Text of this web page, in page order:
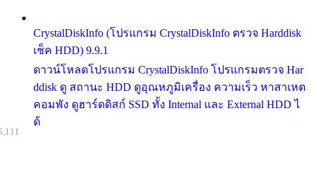
CrystalDiskInfo (โปรแกรม CrystalDiskInfo ตรวจ Harddisk
เช็ค HDD) 9.9.1
ดาวน์โหลดโปรแกรม CrystalDiskInfo โปรแกรมตรวจ Har
ddisk ดู สถานะ HDD ดูอุณหภูมิเครื่อง ความเร็ว หาสาเหต
คอมพัง ดูฮาร์ดดิสก์ SSD ทั้ง Internal และ External HDD ไ
ด้